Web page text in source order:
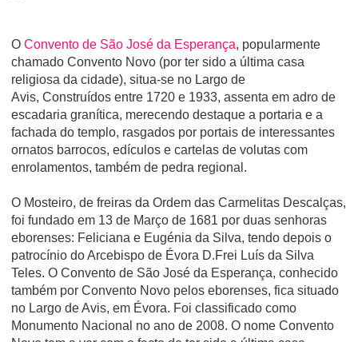
O Convento de São José da Esperança, popularmente
chamado Convento Novo (por ter sido a última casa
religiosa da cidade), situa-se no Largo de
Avis, Construídos entre 1720 e 1933, assenta em adro de
escadaria granítica, merecendo destaque a portaria e a
fachada do templo, rasgados por portais de interessantes
ornatos barrocos, edículos e cartelas de volutas com
enrolamentos, também de pedra regional.
O Mosteiro, de freiras da Ordem das Carmelitas Descalças,
foi fundado em 13 de Março de 1681 por duas senhoras
eborenses: Feliciana e Eugénia da Silva, tendo depois o
patrocí­nio do Arcebispo de Évora D.Frei Luí­s da Silva
Teles. O Convento de São José da Esperança, conhecido
também por Convento Novo pelos eborenses, fica situado
no Largo de Avis, em Évora. Foi classificado como
Monumento Nacional no ano de 2008. O nome Convento